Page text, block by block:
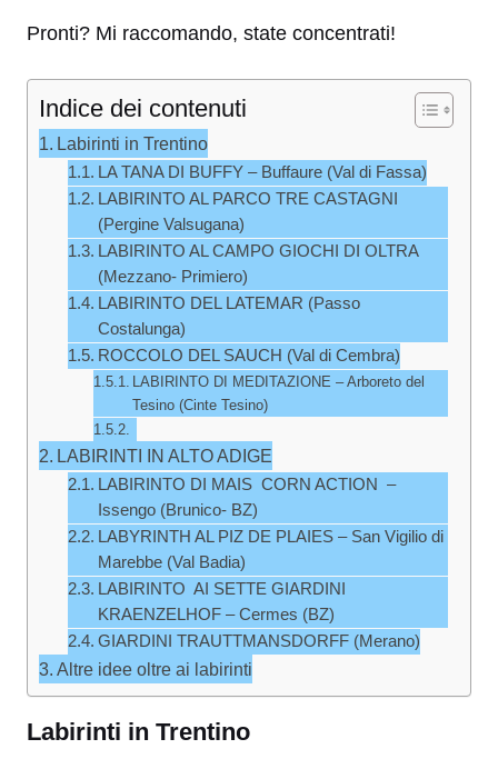
Pronti? Mi raccomando, state concentrati!
Indice dei contenuti
Labirinti in Trentino
LA TANA DI BUFFY – Buffaure (Val di Fassa)
LABIRINTO AL PARCO TRE CASTAGNI
(Pergine Valsugana)
LABIRINTO AL CAMPO GIOCHI DI OLTRA
(Mezzano- Primiero)
LABIRINTO DEL LATEMAR (Passo
Costalunga)
ROCCOLO DEL SAUCH (Val di Cembra)
LABIRINTO DI MEDITAZIONE – Arboreto del
Tesino (Cinte Tesino)
LABIRINTI IN ALTO ADIGE
LABIRINTO DI MAIS CORN ACTION –
Issengo (Brunico- BZ)
LABYRINTH AL PIZ DE PLAIES – San Vigilio di
Marebbe (Val Badia)
LABIRINTO AI SETTE GIARDINI
KRAENZELHOF – Cermes (BZ)
GIARDINI TRAUTTMANSDORFF (Merano)
Altre idee oltre ai labirinti
Labirinti in Trentino